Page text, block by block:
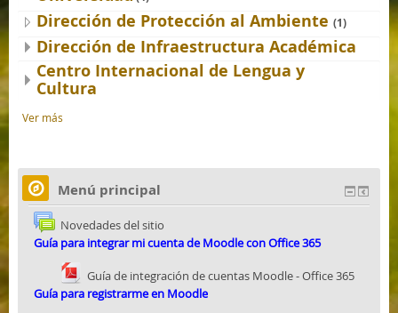
Dirección de Protección al Ambiente (1)
Dirección de Infraestructura Académica
Centro Internacional de Lengua y
Cultura
Ver más
Menú principal
Novedades del sitio
Guía para integrar mi cuenta de Moodle con Office 365
Guía de integración de cuentas Moodle - Office 365
Guía para registrarme en Moodle